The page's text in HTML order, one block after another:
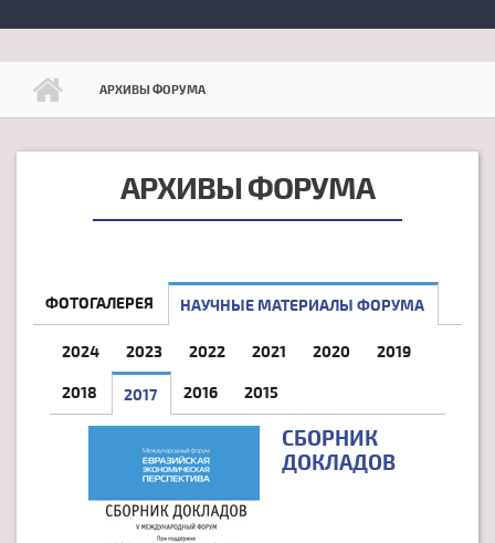
АРХИВЫ ФОРУМА
АРХИВЫ ФОРУМА
ФОТОГАЛЕРЕЯ НАУЧНЫЕ МАТЕРИАЛЫ ФОРУМА
2024 2023 2022 2021 2020 2019
2018 2017 (АКТИВНАЯ ВКЛАДКА)
2016 2015
СБОРНИК
ДОКЛАДОВ
СТРАНИЦЫ